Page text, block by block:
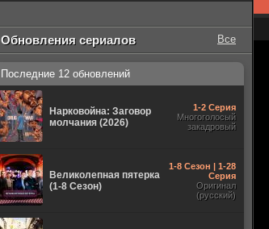
Обновления сериалов Все
Последние 12 обновлений
Нарковойна: Заговор
молчания (2026)
1-2 Серия
Многоголосый
закадровый
Великолепная пятерка
(1-8 Сезон)
1-8 Сезон | 1-28
Серия
Оригинал
(русский)